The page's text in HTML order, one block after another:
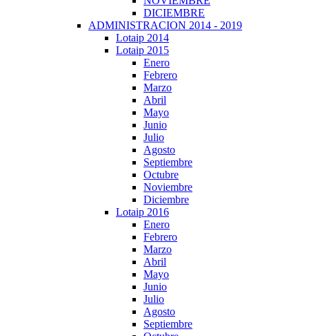
DICIEMBRE
ADMINISTRACION 2014 - 2019
Lotaip 2014
Lotaip 2015
Enero
Febrero
Marzo
Abril
Mayo
Junio
Julio
Agosto
Septiembre
Octubre
Noviembre
Diciembre
Lotaip 2016
Enero
Febrero
Marzo
Abril
Mayo
Junio
Julio
Agosto
Septiembre